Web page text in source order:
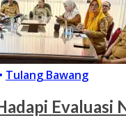
• Tulang Bawang